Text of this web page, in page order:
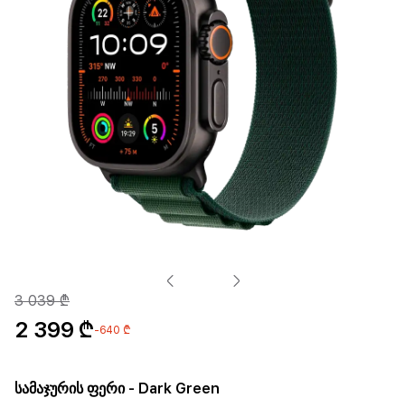
3 039 ₾
2 399 ₾-640 ₾
სამაჯურის ფერი- Dark Green